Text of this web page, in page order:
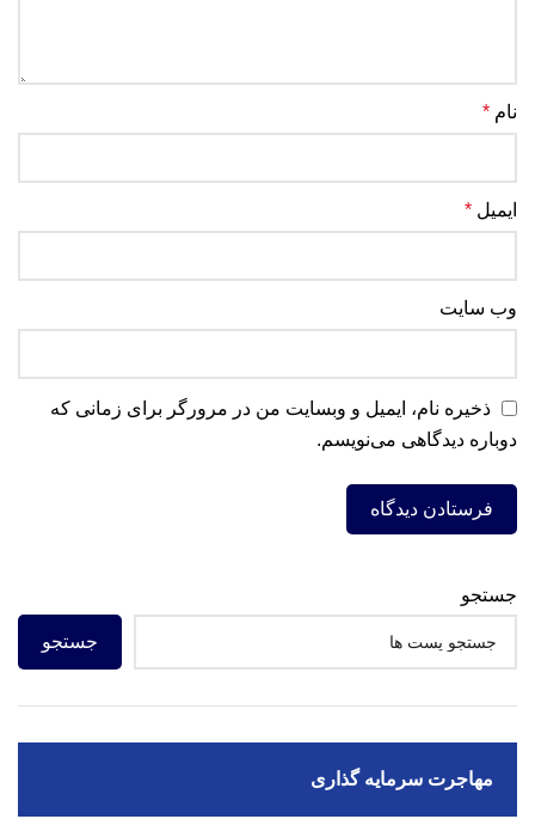
نام *
ایمیل *
وب‌ سایت
ذخیره نام، ایمیل و وبسایت من در مرورگر برای زمانی که
دوباره دیدگاهی می‌نویسم.
جستجو
جستجو
مهاجرت سرمایه گذاری